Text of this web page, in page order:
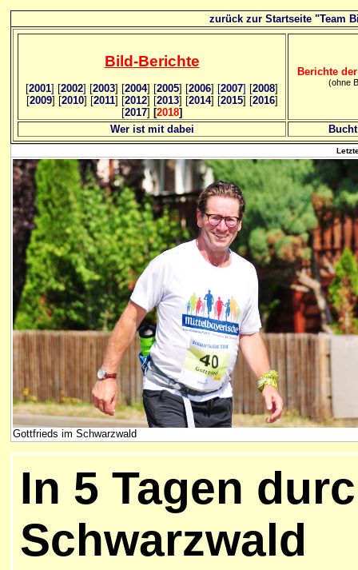
zurück zur Startseite "Team
Bild-Berichte
[2001] [2002] [2003] [2004] [2005] [2006] [2007] [2008]
[2009] [2010] [2011] [2012] [2013] [2014] [2015] [2016]
[2017] [2018]
Berichte
(ohne
Wer ist mit dabei
Gottfrieds im Schwarzwald
In 5 Tagen
Schwarzwald